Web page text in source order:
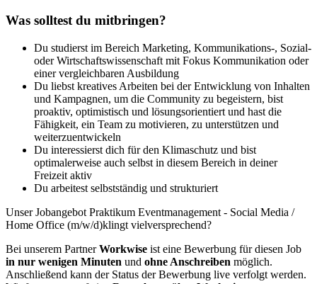
Was solltest du mitbringen?
Du studierst im Bereich Marketing, Kommunikations-, Sozial-
oder Wirtschaftswissenschaft mit Fokus Kommunikation oder
einer vergleichbaren Ausbildung
Du liebst kreatives Arbeiten bei der Entwicklung von Inhalten
und Kampagnen, um die Community zu begeistern, bist
proaktiv, optimistisch und lösungsorientiert und hast die
Fähigkeit, ein Team zu motivieren, zu unterstützen und
weiterzuentwickeln
Du interessierst dich für den Klimaschutz und bist
optimalerweise auch selbst in diesem Bereich in deiner
Freizeit aktiv
Du arbeitest selbstständig und strukturiert
Unser Jobangebot Praktikum Eventmanagement - Social Media /
Home Office (m/w/d)klingt vielversprechend?
Bei unserem PartnerWorkwise ist eine Bewerbung für diesen Job
in nur wenigen Minuten und ohne Anschreiben möglich.
Anschließend kann der Status der Bewerbung live verfolgt werden.